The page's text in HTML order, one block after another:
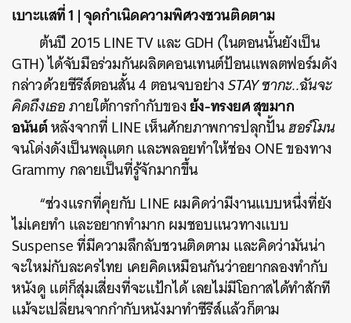
เบาะแสที่ 1 | จุดกำเนิดความพิศวงชวนติดตาม
ต้นปี 2015 LINE TV และ GDH (ในตอนนั้นยังเป็น
GTH) ได้จับมือร่วมกันผลิตคอนเทนต์ป้อนแพลตฟอร์มดัง
กล่าวด้วยซีรีส์ตอนสั้น 4 ตอนจบอย่างSTAY ซากะ..ฉันจะ
คิดถึงเธอภายใต้การกำกับของย้ง-ทรงยศ สุขมาก
อนันต์หลังจากที่ LINE เห็นศักยภาพการปลุกปั้นฮอร์โมน
จนโด่งดังเป็นพลุแตก และพลอยทำให้ช่อง ONE ของทาง
Grammy กลายเป็นที่รู้จักมากขึ้น
“ช่วงแรกที่คุยกับ LINE ผมคิดว่ามีงานแบบหนึ่งที่ยัง
ไม่เคยทำ และอยากทำมาก ผมชอบแนวทางแบบ
Suspense ที่มีความลึกลับชวนติดตาม และคิดว่ามันน่า
จะใหม่กับละครไทย เคยคิดเหมือนกันว่าอยากลองทำกับ
หนังดู แต่ก็สุ่มเสี่ยงที่จะแป้กได้ เลยไม่มีโอกาสได้ทำสักที
แม้จะเปลี่ยนจากกำกับหนังมาทำซีรีส์แล้วก็ตาม